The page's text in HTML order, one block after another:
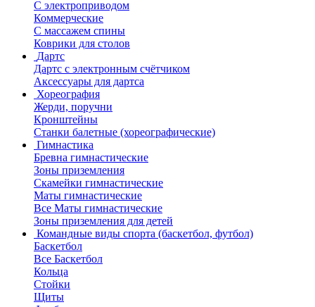
С электроприводом
Коммерческие
С массажем спины
Коврики для столов
Дартс
Дартс с электронным счётчиком
Аксессуары для дартса
Хореография
Жерди, поручни
Кронштейны
Станки балетные (хореографические)
Гимнастика
Бревна гимнастические
Зоны приземления
Скамейки гимнастические
Маты гимнастические
Все Маты гимнастические
Зоны приземления для детей
Командные виды спорта (баскетбол, футбол)
Баскетбол
Все Баскетбол
Кольца
Стойки
Щиты